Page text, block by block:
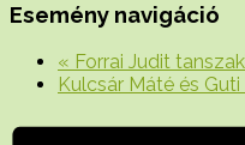
Esemény navigáció
« Forrai Judit
Kulcsár Máté és